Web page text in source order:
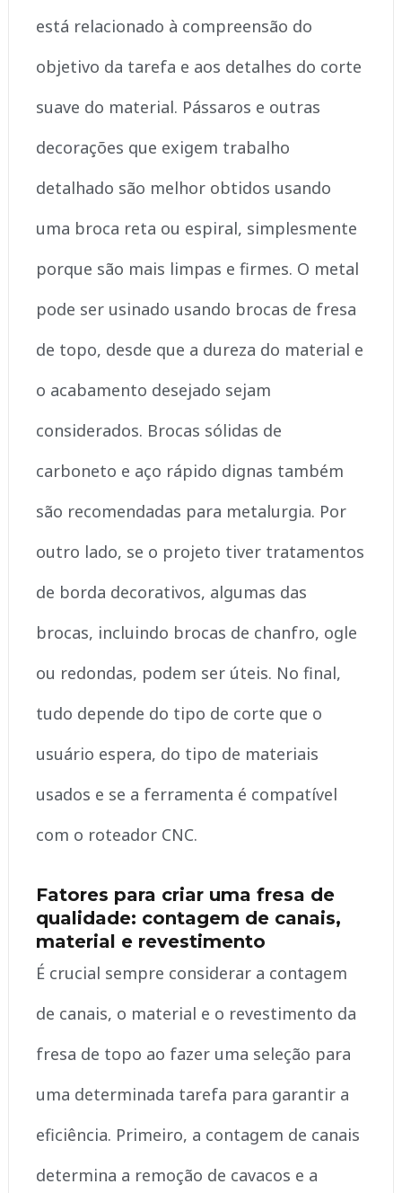
está relacionado à compreensão do
objetivo da tarefa e aos detalhes do corte
suave do material. Pássaros e outras
decorações que exigem trabalho
detalhado são melhor obtidos usando
uma broca reta ou espiral, simplesmente
porque são mais limpas e firmes. O metal
pode ser usinado usando brocas de fresa
de topo, desde que a dureza do material e
o acabamento desejado sejam
considerados. Brocas sólidas de
carboneto e aço rápido dignas também
são recomendadas para metalurgia. Por
outro lado, se o projeto tiver tratamentos
de borda decorativos, algumas das
brocas, incluindo brocas de chanfro, ogle
ou redondas, podem ser úteis. No final,
tudo depende do tipo de corte que o
usuário espera, do tipo de materiais
usados e se a ferramenta é compatível
com o roteador CNC.
Fatores para criar uma fresa de
qualidade: contagem de canais,
material e revestimento
É crucial sempre considerar a contagem
de canais, o material e o revestimento da
fresa de topo ao fazer uma seleção para
uma determinada tarefa para garantir a
eficiência. Primeiro, a contagem de canais
determina a remoção de cavacos e a